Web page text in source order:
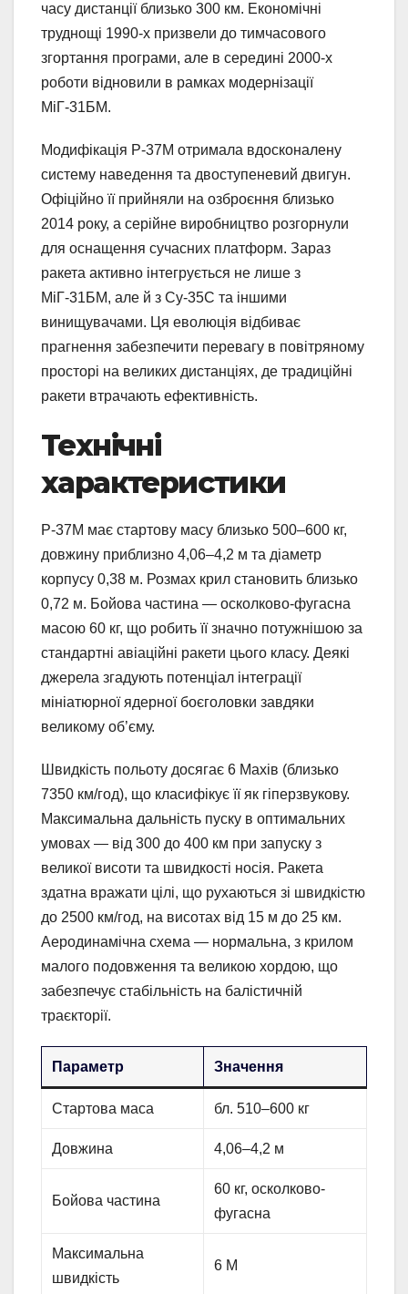
часу дистанції близько 300 км. Економічні
труднощі 1990-х призвели до тимчасового
згортання програми, але в середині 2000-х
роботи відновили в рамках модернізації
МіГ-31БМ.
Модифікація Р-37М отримала вдосконалену
систему наведення та двоступеневий двигун.
Офіційно її прийняли на озброєння близько
2014 року, а серійне виробництво розгорнули
для оснащення сучасних платформ. Зараз
ракета активно інтегрується не лише з
МіГ-31БМ, але й з Су-35С та іншими
винищувачами. Ця еволюція відбиває
прагнення забезпечити перевагу в повітряному
просторі на великих дистанціях, де традиційні
ракети втрачають ефективність.
Технічні
характеристики
Р-37М має стартову масу близько 500–600 кг,
довжину приблизно 4,06–4,2 м та діаметр
корпусу 0,38 м. Розмах крил становить близько
0,72 м. Бойова частина — осколково-фугасна
масою 60 кг, що робить її значно потужнішою за
стандартні авіаційні ракети цього класу. Деякі
джерела згадують потенціал інтеграції
мініатюрної ядерної боєголовки завдяки
великому об’єму.
Швидкість польоту досягає 6 Махів (близько
7350 км/год), що класифікує її як гіперзвукову.
Максимальна дальність пуску в оптимальних
умовах — від 300 до 400 км при запуску з
великої висоти та швидкості носія. Ракета
здатна вражати цілі, що рухаються зі швидкістю
до 2500 км/год, на висотах від 15 м до 25 км.
Аеродинамічна схема — нормальна, з крилом
малого подовження та великою хордою, що
забезпечує стабільність на балістичній
траєкторії.
Параметр Значення
Стартова маса бл. 510–600 кг
Довжина 4,06–4,2 м
Бойова частина
60 кг, осколково-
фугасна
Максимальна
швидкість
6 М